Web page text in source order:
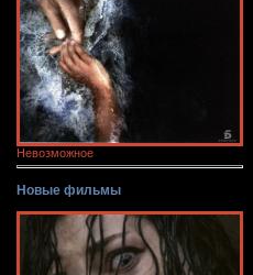
Невозможное
Новые фильмы